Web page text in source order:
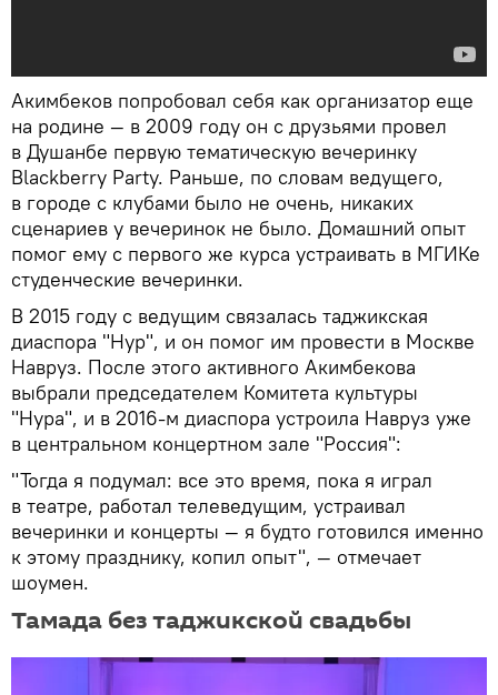
Акимбеков попробовал себя как организатор еще
на родине — в 2009 году он с друзьями провел
в Душанбе первую тематическую вечеринку
Blackberry Party. Раньше, по словам ведущего,
в городе с клубами было не очень, никаких
сценариев у вечеринок не было. Домашний опыт
помог ему с первого же курса устраивать в МГИКе
студенческие вечеринки.
В 2015 году с ведущим связалась таджикская
диаспора "Нур", и он помог им провести в Москве
Навруз. После этого активного Акимбекова
выбрали председателем Комитета культуры
"Нура", и в 2016-м диаспора устроила Навруз уже
в центральном концертном зале "Россия":
"Тогда я подумал: все это время, пока я играл
в театре, работал телеведущим, устраивал
вечеринки и концерты — я будто готовился именно
к этому празднику, копил опыт", — отмечает
шоумен.
Тамада без таджикской свадьбы